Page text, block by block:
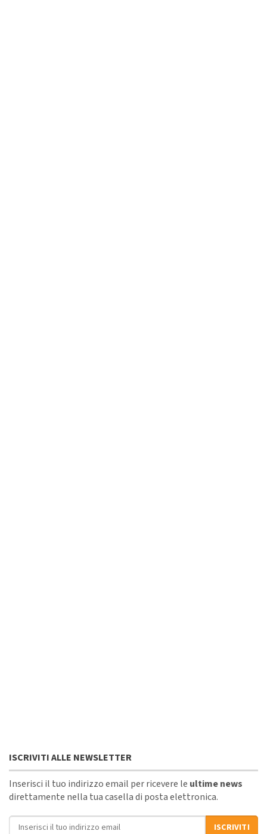
ISCRIVITI ALLE NEWSLETTER
Inserisci il tuo indirizzo email per ricevere le ultime news
direttamente nella tua casella di posta elettronica.
Indirizzo email
ISCRIVITI